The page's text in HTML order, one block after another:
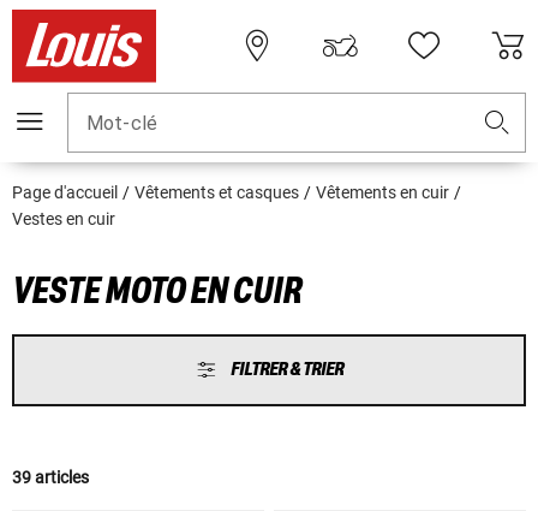
Mot-clé
Page d'accueil Vêtements et casques
Vêtements en cuir
Vestes en cuir
VESTE MOTO EN CUIR
FILTRER & TRIER
39 articles